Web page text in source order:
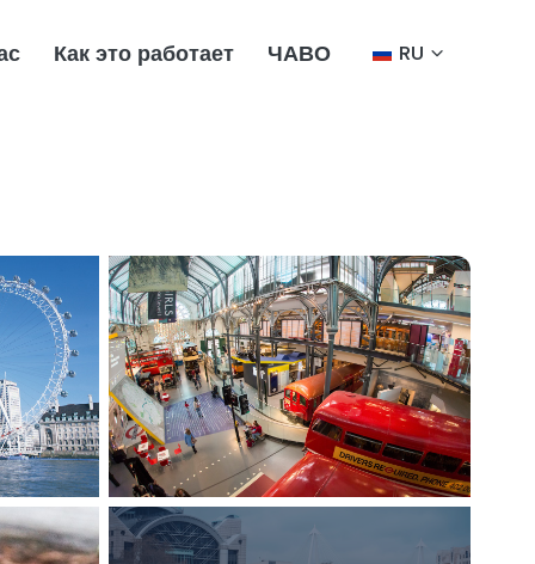
Как это работает ЧАВО RU